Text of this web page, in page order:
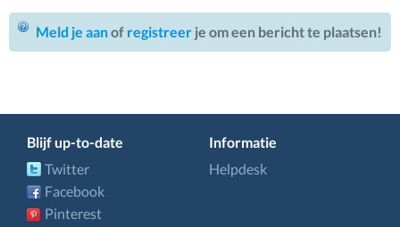
Meld je aanof registreer je om een bericht te plaatsen!
Blijf up-to-date
Twitter
Facebook
Pinterest
Informatie
Helpdesk